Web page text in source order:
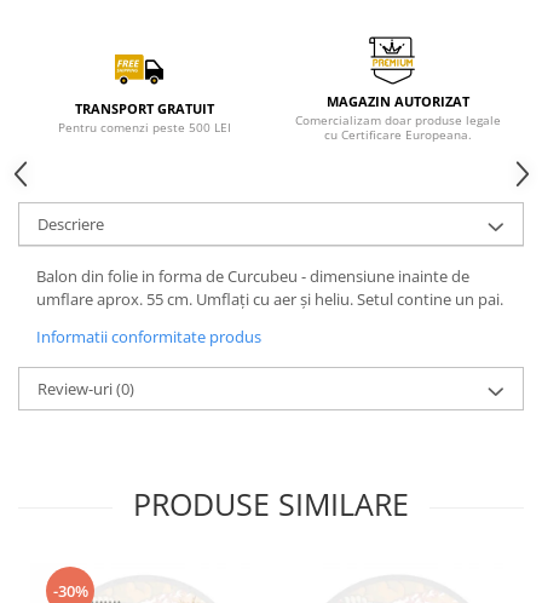
TRANSPORT GRATUIT
Pentru comenzi peste 500 LEI
MAGAZIN AUTORIZAT
Comercializam doar produse legale
cu Certificare Europeana.
Descriere
Balon din folie in forma de Curcubeu - dimensiune inainte de
umflare aprox. 55 cm. Umflați cu aer și heliu. Setul contine un pai.
Informatii conformitate produs
Review-uri(0)
PRODUSE SIMILARE
-30%